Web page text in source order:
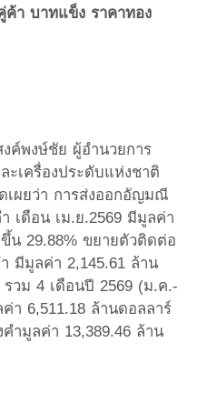
ค้า บาทแข็ง ราคาทอง
ค์พงษ์ชัย ผู้อำนวยการ
เครื่องประดับแห่งชาติ
เผยว่า การส่งออกอัญมณี
เดือน เม.ย.2569 มีมูลค่า
น 29.88% ขยายตัวติดต่อ
มีมูลค่า 2,145.61 ล้าน
วม 4 เดือนปี 2569 (ม.ค.-
า 6,511.18 ล้านดอลลาร์
ำมูลค่า 13,389.46 ล้าน